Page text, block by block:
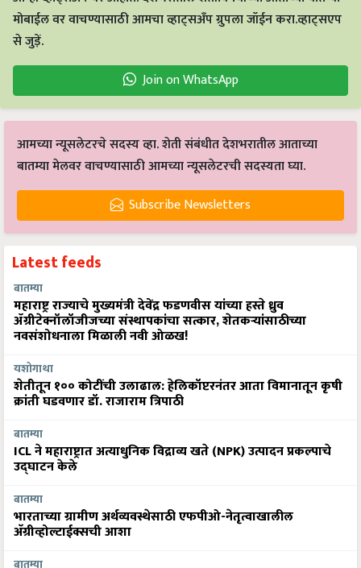
मोबाईल वर वाचण्यासाठी आमचा व्हाट्सअँप ग्रुपला जॉईन करा.व्हाट्सएप
से जुड़ें.
Join on WhatsApp
आमच्या न्यूसलेटरचे सदस्य व्हा. शेती संबंधीत देशभरातील आताच्या
बातम्या मेलवर वाचण्यासाठी आमच्या न्यूसलेटरची सदस्यता घ्या.
Subscribe Newsletters
Latest feeds
बातम्या
महाराष्ट्र राज्याचे मुख्यमंत्री देवेंद्र फडणवीस यांच्या हस्ते ध्रुव
ॲग्रीटेक्नॉलॉजीजच्या संस्थापकांचा सत्कार, शेतकऱ्यांसाठीच्या
नवसंशोधनाला मिळाली नवी ओळख!
यशोगाथा
शेतीतून १०० कोटींची उलाढाल: हेलिकॉप्टरनंतर आता विमानातून कृषी
क्रांती घडवणार डॉ. राजाराम त्रिपाठी
बातम्या
ICL ने महाराष्ट्रात अत्याधुनिक विद्राव्य खते (NPK) उत्पादन प्रकल्पाचे
उद्घाटन केले
बातम्या
भारताच्या ग्रामीण अर्थव्यवस्थेसाठी एफपीओ-नेतृत्वाखालील
अ‍ॅग्रीव्होल्टाईक्सची आशा